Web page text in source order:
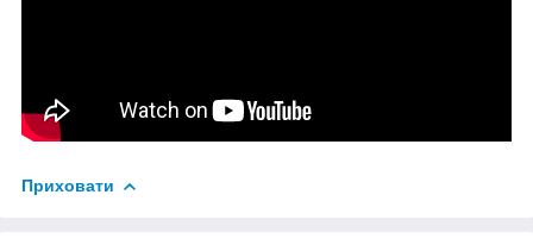
Приховати